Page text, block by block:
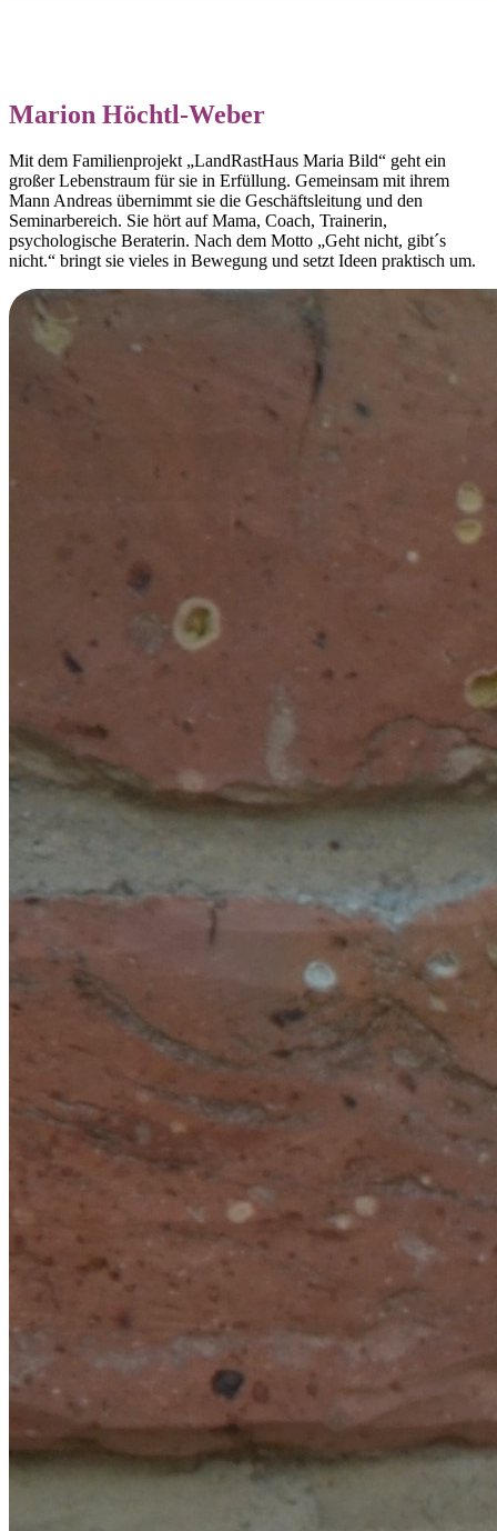
Marion Höchtl-Weber
Mit dem Familienprojekt „LandRastHaus Maria Bild“ geht ein
großer Lebenstraum für sie in Erfüllung. Gemeinsam mit ihrem
Mann Andreas übernimmt sie die Geschäftsleitung und den
Seminarbereich. Sie hört auf Mama, Coach, Trainerin,
psychologische Beraterin. Nach dem Motto „Geht nicht, gibt´s
nicht.“ bringt sie vieles in Bewegung und setzt Ideen praktisch um.